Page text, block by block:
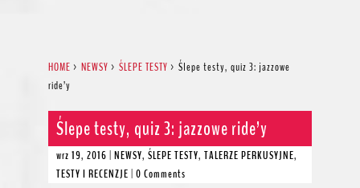
HOME > NEWSY > ŚLEPE TESTY > Ślepe testy, quiz 3: jazzowe
ride’y
Ślepe testy, quiz 3: jazzowe ride’y
wrz 19, 2016 | NEWSY, ŚLEPE TESTY, TALERZE PERKUSYJNE,
TESTY I RECENZJE | 0 Comments